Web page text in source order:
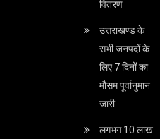
वितरण
उत्तराखण्ड के
सभी जनपदों के
लिए 7 दिनों का
मौसम पूर्वानुमान
जारी
लगभग 10 लाख